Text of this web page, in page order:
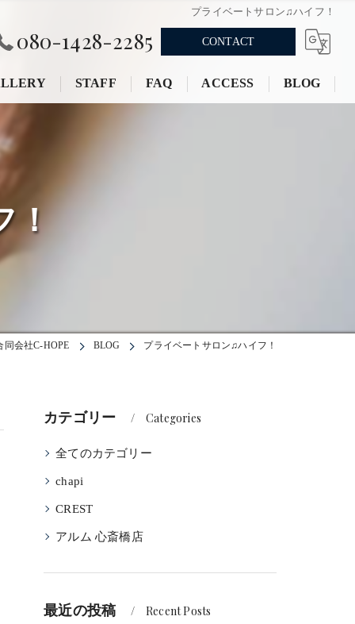
プライベートサロン♫ハイフ！
080-1428-2285 CONTACT
STAFF FAQ ACCESS BLOG
！
会社C-HOPE BLOG プライベートサロン♫ハイフ！
カテゴリー Categories
全てのカテゴリー
chapi
CREST
アルム 心斎橋店
最近の投稿 Recent Posts